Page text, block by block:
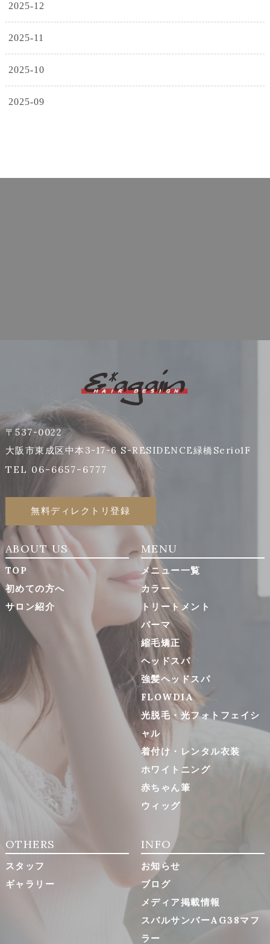
2025-12
2025-11
2025-10
2025-09
〒537-0022
大阪市東成区中本3-17-6 S-RESIDENCE緑橋Serio1F
TEL 06-6657-6777
無料ディレクトリ登録
ABOUT US
TOP
初めての方へ
サロン紹介
MENU
メニュー一覧
カラー
トリートメント
パーマ
縮毛矯正
ヘッドスパ
強髪ヘッドスパ
FLOWDIA
光脱毛・光フォトフェイシ
ャル
着付け・レンタル衣装
ホワイトニング
赤ちゃん筆
ウィッグ
OTHERS
スタッフ
ギャラリー
INFO
お知らせ
ブログ
メディア掲載情報
スバルサンバーAG38マフ
ラー